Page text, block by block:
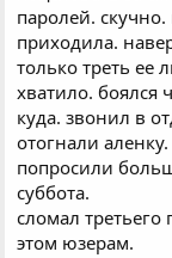
паролей. скучно.
приходила.
только треть ее
хватило. боялся
куда. звонил в
отогнали аленку.
попросили
суббота.
сломал
этом юзерам.